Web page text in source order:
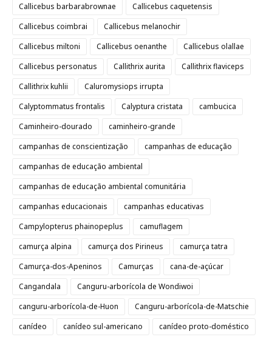
Callicebus barbarabrownae
Callicebus caquetensis
Callicebus coimbrai
Callicebus melanochir
Callicebus miltoni
Callicebus oenanthe
Callicebus olallae
Callicebus personatus
Callithrix aurita
Callithrix flaviceps
Callithrix kuhlii
Caluromysiops irrupta
Calyptommatus frontalis
Calyptura cristata
cambucica
Caminheiro-dourado
caminheiro-grande
campanhas de conscientização
campanhas de educação
campanhas de educação ambiental
campanhas de educação ambiental comunitária
campanhas educacionais
campanhas educativas
Campylopterus phainopeplus
camuflagem
camurça alpina
camurça dos Pirineus
camurça tatra
Camurça-dos-Apeninos
Camurças
cana-de-açúcar
Cangandala
Canguru-arborícola de Wondiwoi
canguru-arborícola-de-Huon
Canguru-arborícola-de-Matschie
canídeo
canídeo sul-americano
canídeo proto-doméstico